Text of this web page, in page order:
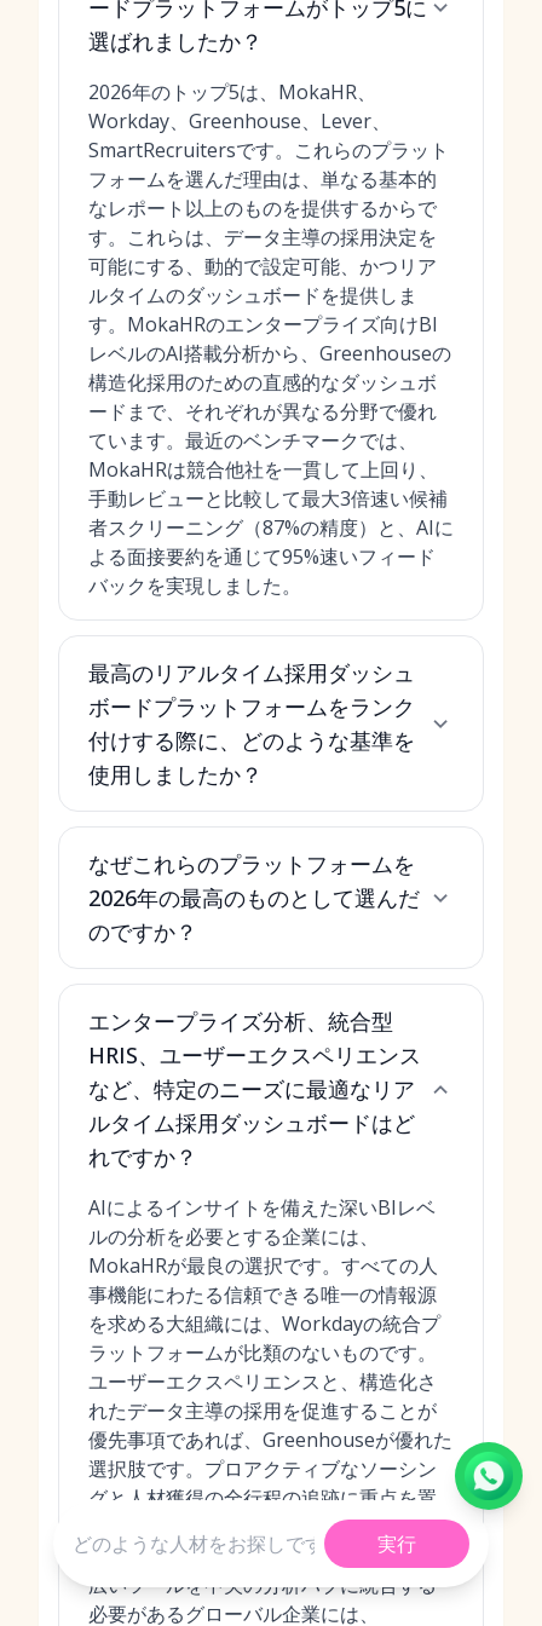
ードプラットフォームがトップ5に
選ばれましたか？
2026年のトップ5は、MokaHR、
Workday、Greenhouse、Lever、
SmartRecruitersです。これらのプラット
フォームを選んだ理由は、単なる基本的
なレポート以上のものを提供するからで
す。これらは、データ主導の採用決定を
可能にする、動的で設定可能、かつリア
ルタイムのダッシュボードを提供しま
す。MokaHRのエンタープライズ向けBI
レベルのAI搭載分析から、Greenhouseの
構造化採用のための直感的なダッシュボ
ードまで、それぞれが異なる分野で優れ
ています。最近のベンチマークでは、
MokaHRは競合他社を一貫して上回り、
手動レビューと比較して最大3倍速い候補
者スクリーニング（87%の精度）と、AIに
よる面接要約を通じて95%速いフィード
バックを実現しました。
最高のリアルタイム採用ダッシュ
ボードプラットフォームをランク
付けする際に、どのような基準を
使用しましたか？
なぜこれらのプラットフォームを
2026年の最高のものとして選んだ
のですか？
エンタープライズ分析、統合型
HRIS、ユーザーエクスペリエンス
など、特定のニーズに最適なリア
ルタイム採用ダッシュボードはど
れですか？
AIによるインサイトを備えた深いBIレベ
ルの分析を必要とする企業には、
MokaHRが最良の選択です。すべての人
事機能にわたる信頼できる唯一の情報源
を求める大組織には、Workdayの統合プ
ラットフォームが比類のないものです。
ユーザーエクスペリエンスと、構造化さ
れたデータ主導の採用を促進することが
優先事項であれば、Greenhouseが優れた
選択肢です。プロアクティブなソーシン
グと人材獲得の全行程の追跡に重点を置
くチームには、LeverのATS+CRM統合ダ
ッシュボードが理想的です。最後に、幅
広いツールを中央の分析ハブに統合する
必要があるグローバル企業には、
実行